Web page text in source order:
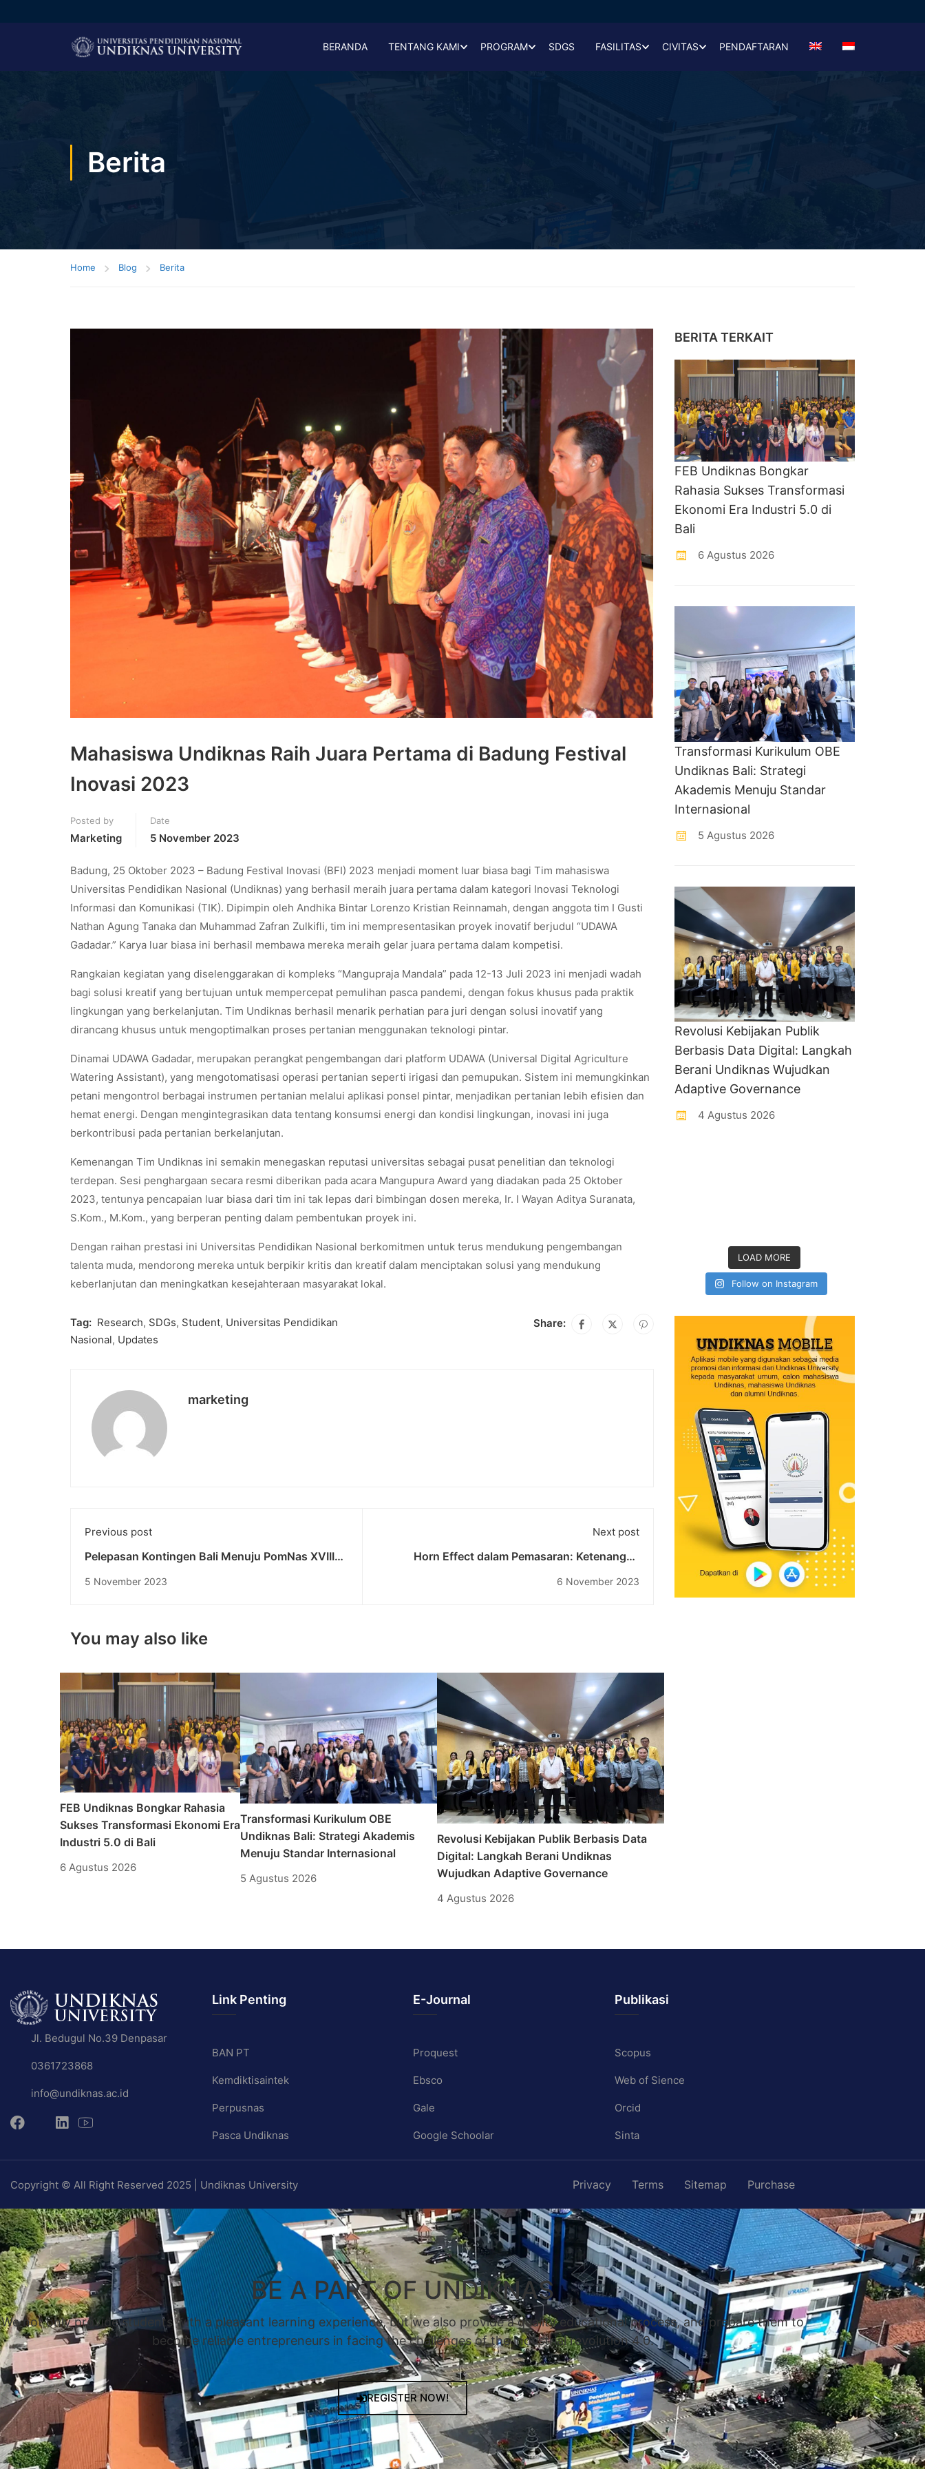
BERANDA TENTANG KAMI PROGRAM SDGS FASILITAS CIVITAS PENDAFTARAN
Berita
Home Blog Berita
Mahasiswa Undiknas Raih Juara Pertama di Badung Festival
Inovasi 2023
Posted by
Marketing
Date
5 November 2023
Badung, 25 Oktober 2023 – Badung Festival Inovasi (BFI) 2023 menjadi moment luar biasa bagi Tim mahasiswa
Universitas Pendidikan Nasional (Undiknas) yang berhasil meraih juara pertama dalam kategori Inovasi Teknologi
Informasi dan Komunikasi (TIK). Dipimpin oleh Andhika Bintar Lorenzo Kristian Reinnamah, dengan anggota tim I Gusti
Nathan Agung Tanaka dan Muhammad Zafran Zulkifli, tim ini mempresentasikan proyek inovatif berjudul “UDAWA
Gadadar.” Karya luar biasa ini berhasil membawa mereka meraih gelar juara pertama dalam kompetisi.
Rangkaian kegiatan yang diselenggarakan di kompleks “Mangupraja Mandala” pada 12-13 Juli 2023 ini menjadi wadah
bagi solusi kreatif yang bertujuan untuk mempercepat pemulihan pasca pandemi, dengan fokus khusus pada praktik
lingkungan yang berkelanjutan. Tim Undiknas berhasil menarik perhatian para juri dengan solusi inovatif yang
dirancang khusus untuk mengoptimalkan proses pertanian menggunakan teknologi pintar.
Dinamai UDAWA Gadadar, merupakan perangkat pengembangan dari platform UDAWA (Universal Digital Agriculture
Watering Assistant), yang mengotomatisasi operasi pertanian seperti irigasi dan pemupukan. Sistem ini memungkinkan
petani mengontrol berbagai instrumen pertanian melalui aplikasi ponsel pintar, menjadikan pertanian lebih efisien dan
hemat energi. Dengan mengintegrasikan data tentang konsumsi energi dan kondisi lingkungan, inovasi ini juga
berkontribusi pada pertanian berkelanjutan.
Kemenangan Tim Undiknas ini semakin menegaskan reputasi universitas sebagai pusat penelitian dan teknologi
terdepan. Sesi penghargaan secara resmi diberikan pada acara Mangupura Award yang diadakan pada 25 Oktober
2023, tentunya pencapaian luar biasa dari tim ini tak lepas dari bimbingan dosen mereka, Ir. I Wayan Aditya Suranata,
S.Kom., M.Kom., yang berperan penting dalam pembentukan proyek ini.
Dengan raihan prestasi ini Universitas Pendidikan Nasional berkomitmen untuk terus mendukung pengembangan
talenta muda, mendorong mereka untuk berpikir kritis dan kreatif dalam menciptakan solusi yang mendukung
keberlanjutan dan meningkatkan kesejahteraan masyarakat lokal.
Tag: Research, SDGs, Student, Universitas Pendidikan
Nasional, Updates
Share:
marketing
Previous post
Pelepasan Kontingen Bali Menuju PomNas XVIII
5 November 2023
Next post
Horn Effect dalam Pemasaran: Ketenangan
6 November 2023
You may also like
FEB Undiknas Bongkar Rahasia
Sukses Transformasi Ekonomi Era
Industri 5.0 di Bali
6 Agustus 2026
Transformasi Kurikulum OBE
Undiknas Bali: Strategi Akademis
Menuju Standar Internasional
5 Agustus 2026
Revolusi Kebijakan Publik Berbasis Data
Digital: Langkah Berani Undiknas
Wujudkan Adaptive Governance
4 Agustus 2026
BERITA TERKAIT
FEB Undiknas Bongkar
Rahasia Sukses Transformasi
Ekonomi Era Industri 5.0 di
Bali
6 Agustus 2026
Transformasi Kurikulum OBE
Undiknas Bali: Strategi
Akademis Menuju Standar
Internasional
5 Agustus 2026
Revolusi Kebijakan Publik
Berbasis Data Digital: Langkah
Berani Undiknas Wujudkan
Adaptive Governance
4 Agustus 2026
LOAD MORE
Follow on Instagram
Jl. Bedugul No.39 Denpasar
0361723868
info@undiknas.ac.id
Link Penting
BAN PT
Kemdiktisaintek
Perpusnas
Pasca Undiknas
E-Journal
Proquest
Ebsco
Gale
Google Schoolar
Publikasi
Scopus
Web of Sience
Orcid
Sinta
Copyright © All Right Reserved 2025 | Undiknas University Privacy Terms Sitemap Purchase
BE A PART OF UNDIKNAS
We not only provide students with a pleasant learning experience, but we also provide a quality educational process, and prepare them to
become reliable entrepreneurs in facing the challenges of the industrial revolution 4.0.
REGISTER NOW!